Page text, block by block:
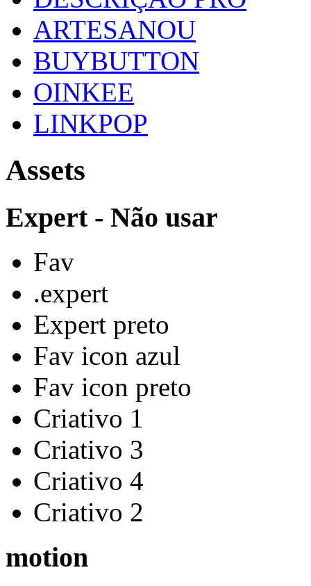
ARTESANOU
BUYBUTTON
OINKEE
LINKPOP
Assets
Expert - Não usar
Fav
.expert
Expert preto
Fav icon azul
Fav icon preto
Criativo 1
Criativo 3
Criativo 4
Criativo 2
motion